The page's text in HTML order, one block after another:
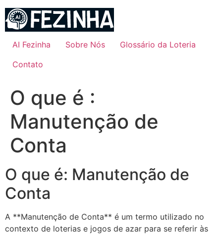
para
conteúdo
AI Fezinha Sobre Nós
Glossário da Loteria
Contato
O que é :
Manutenção de
Conta
O que é: Manutenção de
Conta
A **Manutenção de Conta** é um termo utilizado no
contexto de loterias e jogos de azar para se referir às